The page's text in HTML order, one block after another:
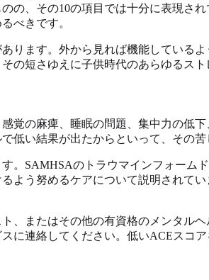
、その10の項目では十分に表現され
べきです。
ります。外から見れば機能している
短さゆえに子供時代のあらゆるスト
覚の麻痺、睡眠の問題、集中力の低
い結果が出たからといって、その
。SAMHSAのトラウマインフォーム
よう努めるケアについて説明されて
、またはその他の有資格のメンタル
に連絡してください。低いACEスコ